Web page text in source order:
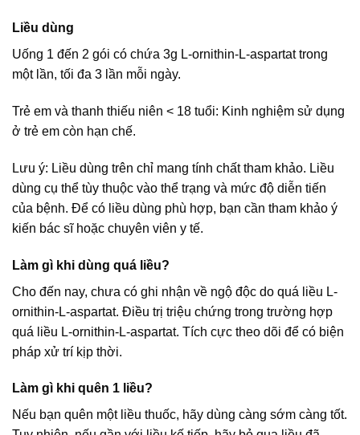
Liều dùng
Uống 1 đến 2 gói có chứa 3g L-ornithin-L-aspartat trong
một lần, tối đa 3 lần mỗi ngày.
Trẻ em và thanh thiếu niên < 18 tuổi: Kinh nghiệm sử dụng
ở trẻ em còn hạn chế.
Lưu ý: Liều dùng trên chỉ mang tính chất tham khảo. Liều
dùng cụ thể tùy thuộc vào thể trạng và mức độ diễn tiến
của bệnh. Để có liều dùng phù hợp, bạn cần tham khảo ý
kiến bác sĩ hoặc chuyên viên y tế.
Làm gì khi dùng quá liều?
Cho đến nay, chưa có ghi nhận về ngộ độc do quá liều L-
ornithin-L-aspartat. Điều trị triệu chứng trong trường hợp
quá liều L-ornithin-L-aspartat. Tích cực theo dõi để có biện
pháp xử trí kịp thời.
Làm gì khi quên 1 liều?
Nếu bạn quên một liều thuốc, hãy dùng càng sớm càng tốt.